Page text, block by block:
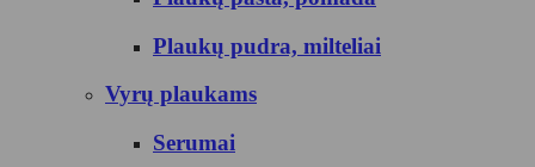
Plaukų pudra, milteliai
Vyrų plaukams
Serumai